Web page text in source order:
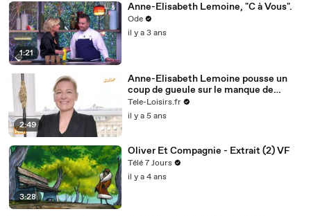
1:21
Anne-Elisabeth Lemoine, "C à Vous".
Ode
il y a 3 ans
2:49
Anne-Elisabeth Lemoine pousse un
coup de gueule sur le manque de
visibilité des femmes plus âgées à la
télévision
Tele-Loisirs.fr
il y a 5 ans
3:28
Oliver Et Compagnie - Extrait (2) VF
Télé 7 Jours
il y a 4 ans